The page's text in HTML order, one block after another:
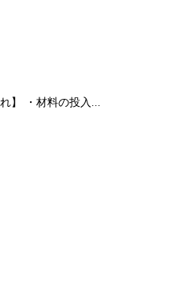
】 ・材料の投入...